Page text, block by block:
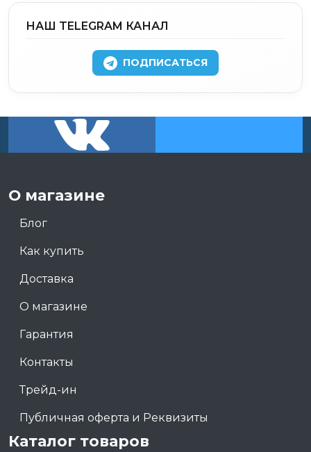
НАШ TELEGRAM КАНАЛ
ПОДПИСАТЬСЯ
О магазине
Блог
Как купить
Доставка
О магазине
Гарантия
Контакты
Трейд-ин
Публичная оферта и Реквизиты
Каталог товаров